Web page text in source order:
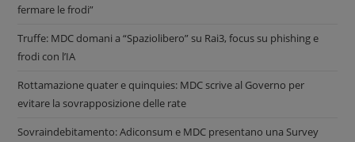
fermare le frodi”
Truffe: MDC domani a “Spaziolibero” su Rai3, focus su phishing e
frodi con l’IA
Rottamazione quater e quinquies: MDC scrive al Governo per
evitare la sovrapposizione delle rate
Sovraindebitamento: Adiconsum e MDC presentano una Survey